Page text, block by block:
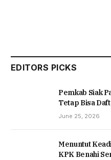
EDITORS PICKS
Pemkab Siak
Tetap Bisa
June 25, 2026
Menuntut
KPK Benahi